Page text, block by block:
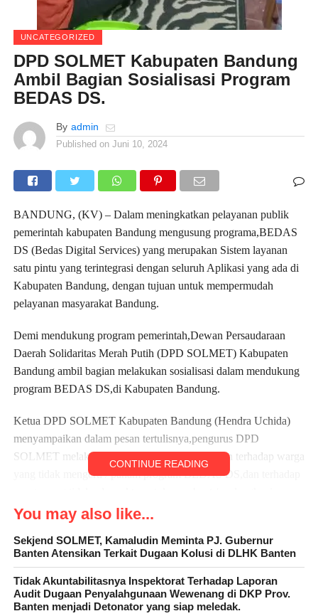
UNCATEGORIZED
DPD SOLMET Kabupaten Bandung
Ambil Bagian Sosialisasi Program
BEDAS DS.
By admin
Published on Juni 10, 2024
BANDUNG, (KV) – Dalam meningkatkan pelayanan publik
pemerintah kabupaten Bandung mengusung programa,BEDAS
DS (Bedas Digital Services) yang merupakan Sistem layanan
satu pintu yang terintegrasi dengan seluruh Aplikasi yang ada di
Kabupaten Bandung, dengan tujuan untuk mempermudah
pelayanan masyarakat Bandung.
Demi mendukung program pemerintah,Dewan Persaudaraan
Daerah Solidaritas Merah Putih (DPD SOLMET) Kabupaten
Bandung ambil bagian melakukan sosialisasi dalam mendukung
program BEDAS DS,di Kabupaten Bandung.
Ketua DPD SOLMET Kabupaten Bandung (Hendra Uchida)
menyampaikan dalam pesan tertulisnya,pengurus DPD
SOLMET melakukan sosialisasi kemasyarakatan terhadap warga
yang tidak mengerti / paham program BEDAS DS,dan terhadap
Administrasi Data kependudukan dan catatan sipil (Dukcapil)
Warga Negara Indonesia (WNI) ucap Hendra Senin (10/06/24)
Lebih lanjut menurut Hendra,di dalam program BEDAS DS
meliputi. – Pembuatan Akte Kelahiran 0-10 tahun
– Akte Kematian. – Booking Antrian
CONTINUE READING
You may also like...
Sekjend SOLMET, Kamaludin Meminta PJ. Gubernur
Banten Atensikan Terkait Dugaan Kolusi di DLHK Banten
Tidak Akuntabilitasnya Inspektorat Terhadap Laporan
Audit Dugaan Penyalahgunaan Wewenang di DKP Prov.
Banten menjadi Detonator yang siap meledak.